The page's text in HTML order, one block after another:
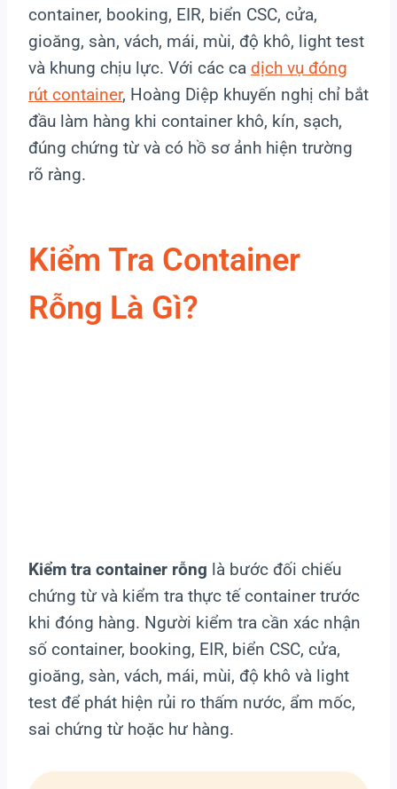
container, booking, EIR, biển CSC, cửa,
gioăng, sàn, vách, mái, mùi, độ khô, light test
và khung chịu lực. Với các ca dịch vụ đóng
rút container, Hoàng Diệp khuyến nghị chỉ bắt
đầu làm hàng khi container khô, kín, sạch,
đúng chứng từ và có hồ sơ ảnh hiện trường
rõ ràng.
Kiểm Tra Container
Rỗng Là Gì?
Kiểm tra container rỗng là bước đối chiếu
chứng từ và kiểm tra thực tế container trước
khi đóng hàng. Người kiểm tra cần xác nhận
số container, booking, EIR, biển CSC, cửa,
gioăng, sàn, vách, mái, mùi, độ khô và light
test để phát hiện rủi ro thấm nước, ẩm mốc,
sai chứng từ hoặc hư hàng.